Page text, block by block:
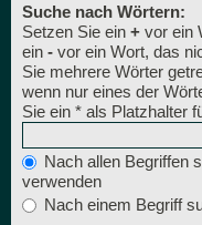
Suche nach Wörtern:
Setzen Sie ein + vor ein
ein - vor ein Wort, das
Sie mehrere Wörter
wenn nur eines der
Sie ein * als Platzhalter
Nach allen Begriffen
verwenden
Nach einem Begriff